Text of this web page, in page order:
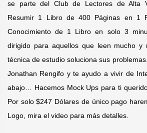
se parte del Club de Lectores de Alta
Resumir 1 Libro de 400 Páginas en 1
Conocimiento de 1 Libro en solo 3
dirigido para aquellos que leen mucho y
técnica de estudio soluciona sus
Jonathan Rengifo y te ayudo a vivir de
abajo… Hacemos Mock Ups para ti
Por solo $247 Dólares de único pago
Logo, mira el video para más detalles.